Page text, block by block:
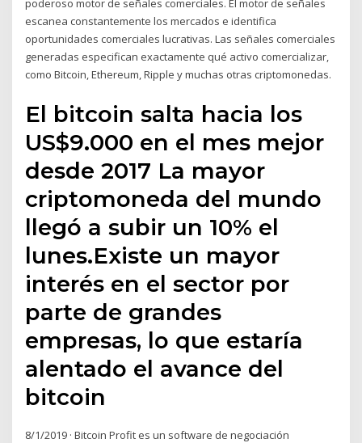
poderoso motor de señales comerciales. El motor de señales
escanea constantemente los mercados e identifica
oportunidades comerciales lucrativas. Las señales comerciales
generadas especifican exactamente qué activo comercializar,
como Bitcoin, Ethereum, Ripple y muchas otras criptomonedas.
El bitcoin salta hacia los
US$9.000 en el mes mejor
desde 2017 La mayor
criptomoneda del mundo
llegó a subir un 10% el
lunes.Existe un mayor
interés en el sector por
parte de grandes
empresas, lo que estaría
alentado el avance del
bitcoin
8/1/2019 · Bitcoin Profit es un software de negociación